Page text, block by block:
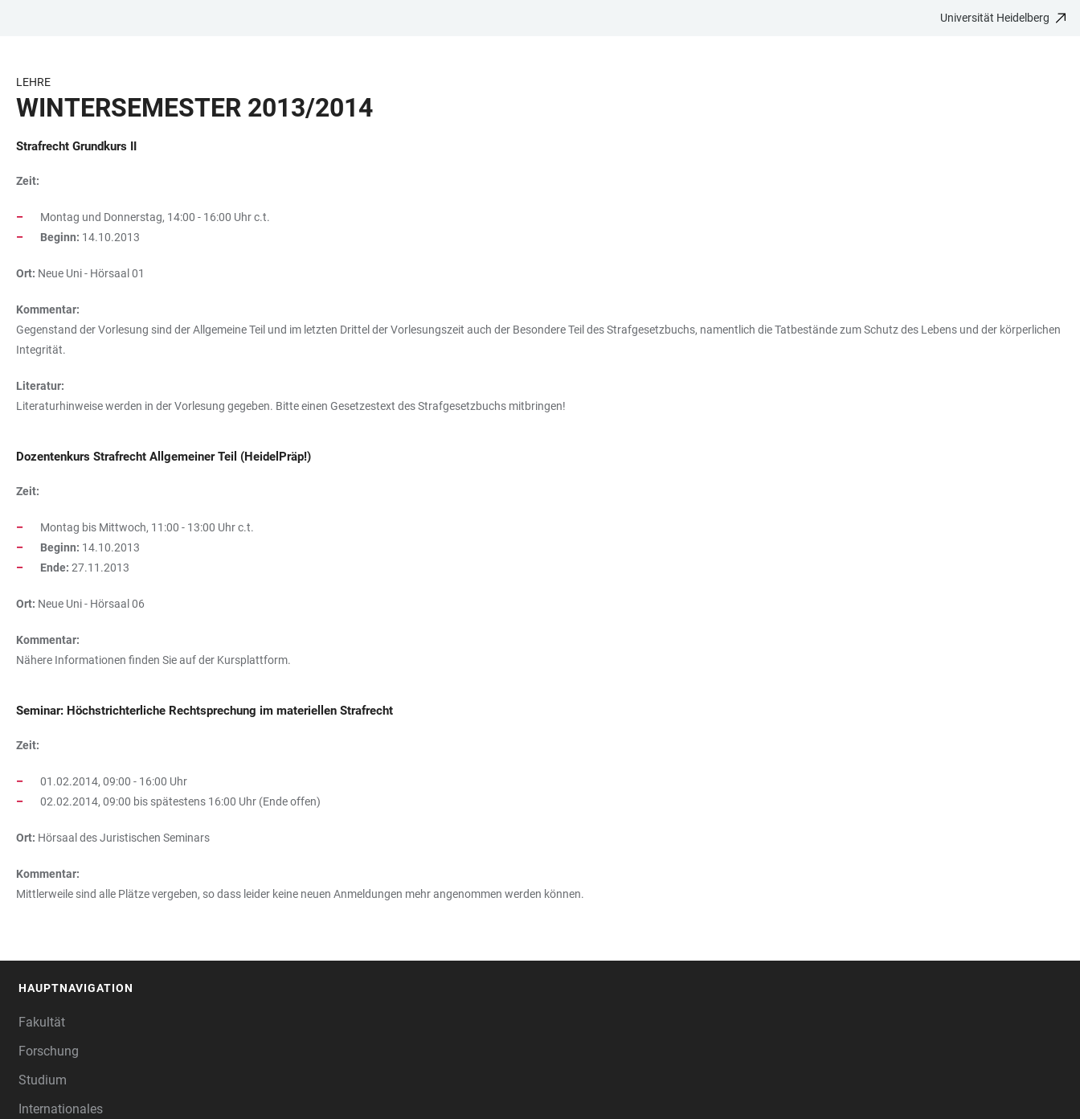
BARRIEREFREIHEIT
Universität Heidelberg
LEHRE
WINTERSEMESTER 2013/2014
Strafrecht Grundkurs II
Zeit:
Montag und Donnerstag, 14:00 - 16:00 Uhr c.t.
Beginn: 14.10.2013
Ort: Neue Uni - Hörsaal 01
Kommentar:
Gegenstand der Vorlesung sind der Allgemeine Teil und im letzten Drittel der Vorlesungszeit auch der Besondere Teil des Strafgesetzbuchs, namentlich die Tatbestände zum Schutz des Lebens und der körperlichen
Integrität.
Literatur:
Literaturhinweise werden in der Vorlesung gegeben. Bitte einen Gesetzestext des Strafgesetzbuchs mitbringen!
Dozentenkurs Strafrecht Allgemeiner Teil (HeidelPräp!)
Zeit:
Montag bis Mittwoch, 11:00 - 13:00 Uhr c.t.
Beginn: 14.10.2013
Ende: 27.11.2013
Ort: Neue Uni - Hörsaal 06
Kommentar:
Nähere Informationen finden Sie auf der Kursplattform.
Seminar: Höchstrichterliche Rechtsprechung im materiellen Strafrecht
Zeit:
01.02.2014, 09:00 - 16:00 Uhr
02.02.2014, 09:00 bis spätestens 16:00 Uhr (Ende offen)
Ort: Hörsaal des Juristischen Seminars
Kommentar:
Mittlerweile sind alle Plätze vergeben, so dass leider keine neuen Anmeldungen mehr angenommen werden können.
HAUPTNAVIGATION
Fakultät
Forschung
Studium
Internationales